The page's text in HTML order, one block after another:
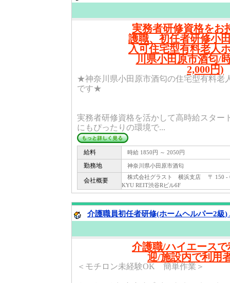
実務者研修資格をお
護職、初任者研修小
入可住宅型有料老人
川県小田原市酒匂/
2,000円)
★神奈川県小田原市酒匂の住宅型有料老
です★
実務者研修資格を活かして高時給スター
にもぴったりの環境で...
給料 時給 1850円 ～ 2050円
勤務地 神奈川県小田原市酒匂
会社概要
株式会社グラスト 横浜支店 〒 150 -
KYU REIT渋谷Rビル6F
介護職員初任者研修(ホームヘルパー2級)
介護職/ハイエース
迎/施設内で利用
＜モチロン未経験OK 簡単作業＞